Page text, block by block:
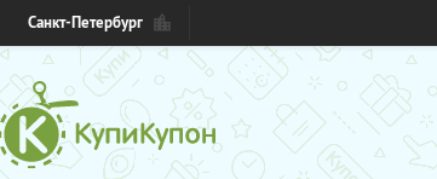
Санкт-Петербург